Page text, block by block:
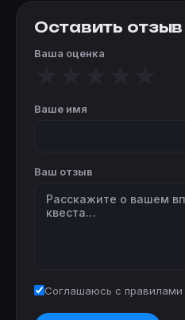
Оставить отзыв
Ваша оценка
Ваше имя
Ваш отзыв
Соглашаюсь с правилами